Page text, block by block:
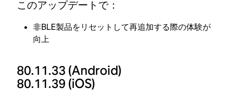
このアップデートで：
非BLE製品をリセットして再追加する際の体験が
向上
80.11.33 (Android)
80.11.39 (iOS)